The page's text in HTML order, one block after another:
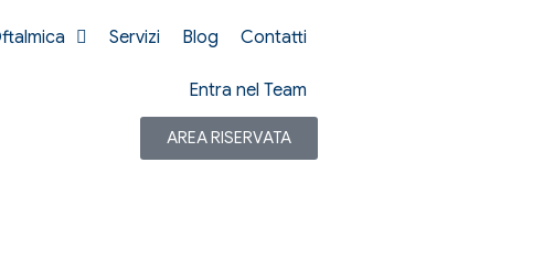
Servizi Blog Contatti
Entra nel Team
AREA RISERVATA